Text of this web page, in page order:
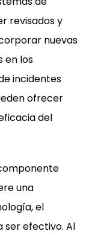
revisados y
nuevas
en los
incidentes
ofrecer
del
una
el
ser efectivo. Al